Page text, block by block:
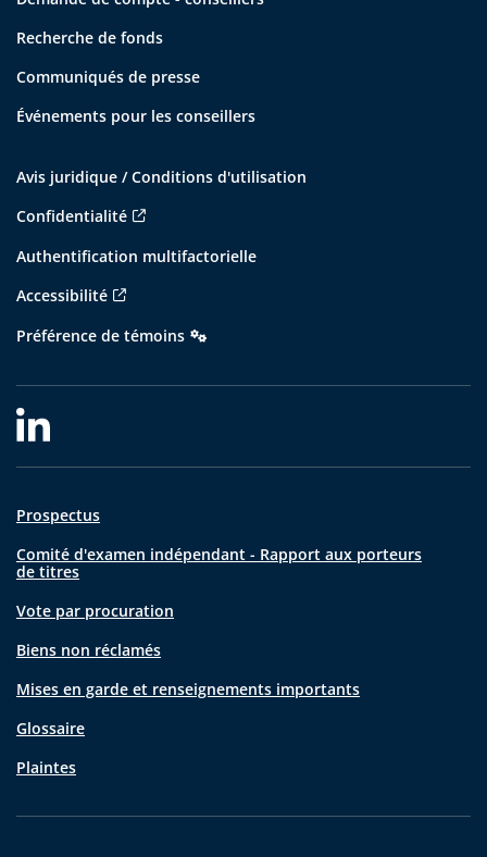
Recherche de fonds
Communiqués de presse
Événements pour les conseillers
Avis juridique / Conditions d'utilisation
Confidentialité
Authentification multifactorielle
Accessibilité
Préférence de témoins
Prospectus
Comité d'examen indépendant - Rapport aux porteurs
de titres
Vote par procuration
Biens non réclamés
Mises en garde et renseignements importants
Glossaire
Plaintes